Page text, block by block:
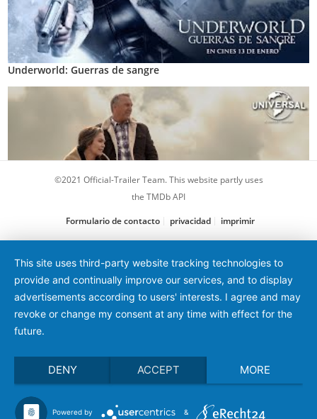
Underworld: Guerras de sangre
Uno de nosotros
©2021 Official-Trailer Team. This website partly uses
the TMDb API
Formulario de contacto
privacidad imprimir
This site uses third-party website tracking technologies to
provide and continually improve our services, and to display
advertisements according to users' interests. I agree and may
revoke or change my consent at any time with effect for the
future.
DENY ACCEPT MORE
Powered by &